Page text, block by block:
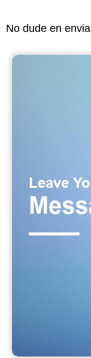
No dude en